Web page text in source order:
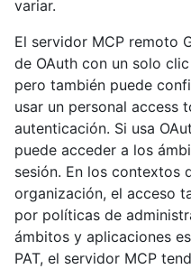
variar.
El servidor MCP remoto
de OAuth con un solo
pero también puede
usar un personal access
autenticación. Si usa
puede acceder a los
sesión. En los contextos
organización, el acceso
por políticas de
ámbitos y aplicaciones
PAT, el servidor MCP